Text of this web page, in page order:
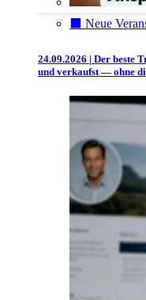
⬛️ Neue
24.09.2026 | Der beste
und verkaufst — ohne